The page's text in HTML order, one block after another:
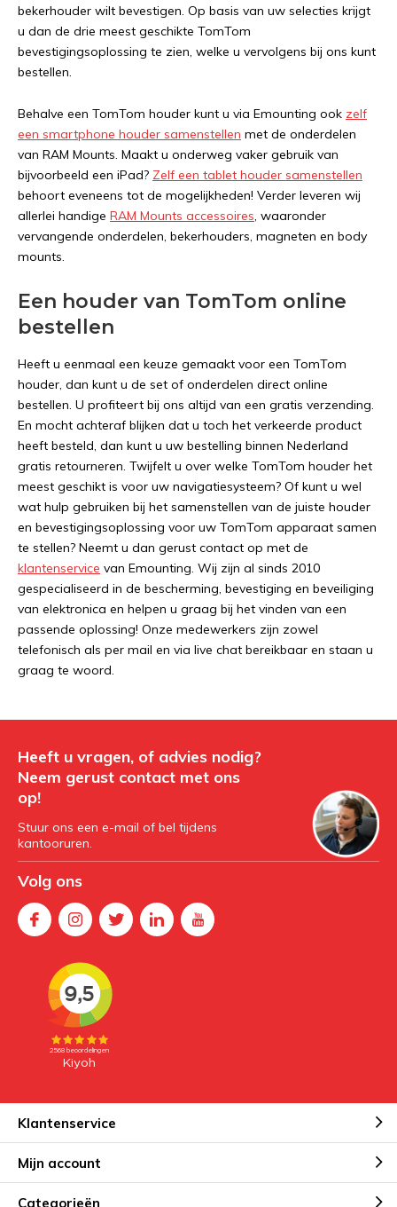
bekerhouder wilt bevestigen. Op basis van uw selecties krijgt
u dan de drie meest geschikte TomTom
bevestigingsoplossing te zien, welke u vervolgens bij ons kunt
bestellen.
Behalve een TomTom houder kunt u via Emounting ook zelf
een smartphone houder samenstellen met de onderdelen
van RAM Mounts. Maakt u onderweg vaker gebruik van
bijvoorbeeld een iPad? Zelf een tablet houder samenstellen
behoort eveneens tot de mogelijkheden! Verder leveren wij
allerlei handige RAM Mounts accessoires, waaronder
vervangende onderdelen, bekerhouders, magneten en body
mounts.
Een houder van TomTom online
bestellen
Heeft u eenmaal een keuze gemaakt voor een TomTom
houder, dan kunt u de set of onderdelen direct online
bestellen. U profiteert bij ons altijd van een gratis verzending.
En mocht achteraf blijken dat u toch het verkeerde product
heeft besteld, dan kunt u uw bestelling binnen Nederland
gratis retourneren. Twijfelt u over welke TomTom houder het
meest geschikt is voor uw navigatiesysteem? Of kunt u wel
wat hulp gebruiken bij het samenstellen van de juiste houder
en bevestigingsoplossing voor uw TomTom apparaat samen
te stellen? Neemt u dan gerust contact op met de
klantenservice van Emounting. Wij zijn al sinds 2010
gespecialiseerd in de bescherming, bevestiging en beveiliging
van elektronica en helpen u graag bij het vinden van een
passende oplossing! Onze medewerkers zijn zowel
telefonisch als per mail en via live chat bereikbaar en staan u
graag te woord.
Heeft u vragen, of advies nodig?
Neem gerust contact met ons
op!
Stuur ons een e-mail of bel tijdens
kantooruren.
Volg ons
Klantenservice
Mijn account
Categorieën